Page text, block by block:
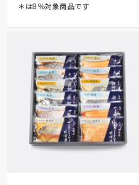
＊は8％対象商品です